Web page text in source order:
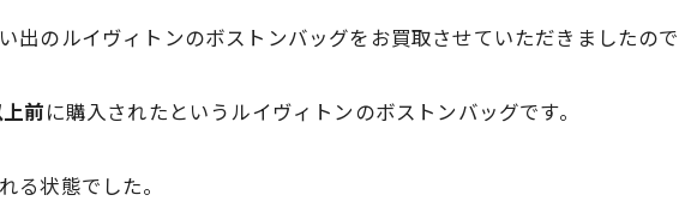
のルイヴィトンのボストンバッグをお買取させていただきましたので
前に購入されたというルイヴィトンのボストンバッグです。
る状態でした。